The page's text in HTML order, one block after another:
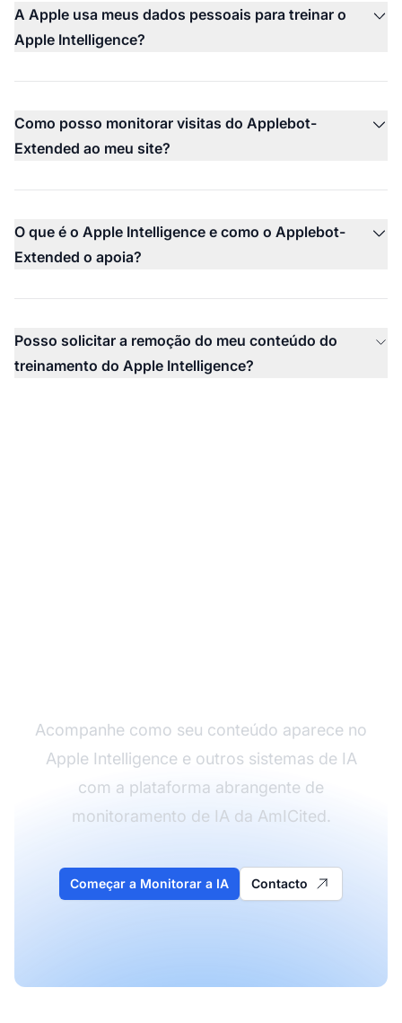
A Apple usa meus dados pessoais para treinar o
Apple Intelligence?
Como posso monitorar visitas do Applebot-
Extended ao meu site?
O que é o Apple Intelligence e como o Applebot-
Extended o apoia?
Posso solicitar a remoção do meu conteúdo do
treinamento do Apple Intelligence?
Acompanhe como seu conteúdo aparece no
Apple Intelligence e outros sistemas de IA
com a plataforma abrangente de
monitoramento de IA da AmICited.
Começar a Monitorar a IA Contacto